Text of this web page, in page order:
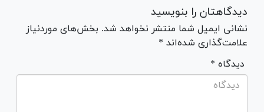
دیدگاهتان را بنویسید
نشانی ایمیل شما منتشر نخواهد شد. بخش‌های موردنیاز
علامت‌گذاری شده‌اند *
* دیدگاه